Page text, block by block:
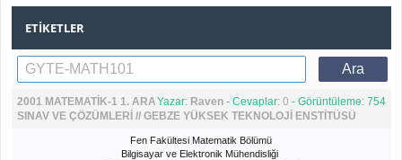
ETIKETLER
Yazar: Raven- Cevaplar: 0 - Görüntüleme: 754
2001 MATEMATİK-1 1. ARA
SINAV VE ÇÖZÜMLERİ // GEBZE YÜKSEK TEKNOLOJİ ENSTİTÜSÜ
Fen Fakültesi Matematik Bölümü
Bilgisayar ve Elektronik Mühendisliği